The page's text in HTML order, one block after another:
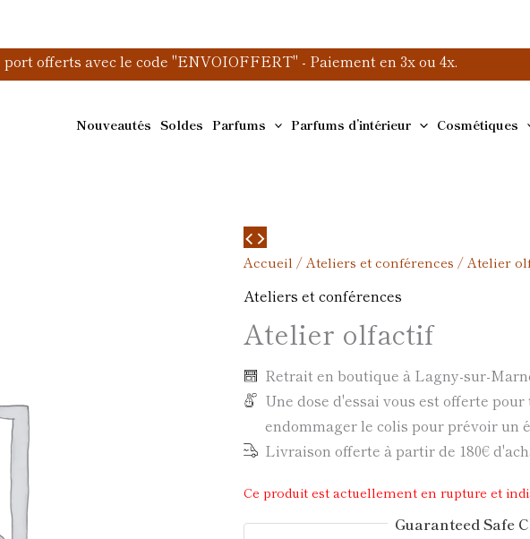
offerts avec le code "ENVOIOFFERT" - Paiement en 3x ou 4x.
Nouveautés Soldes Parfums Parfums d’intérieur Cosmétiques
Accueil /Ateliers et conférences / Atelier
Ateliers et conférences
Atelier olfactif
Retrait en boutique à Lagny-sur-
Une dose d'essai vous est offerte
endommager le colis pour prévoir un
Livraison offerte à partir de 180€
Ce produit est actuellement en rupture et
Guaranteed Safe